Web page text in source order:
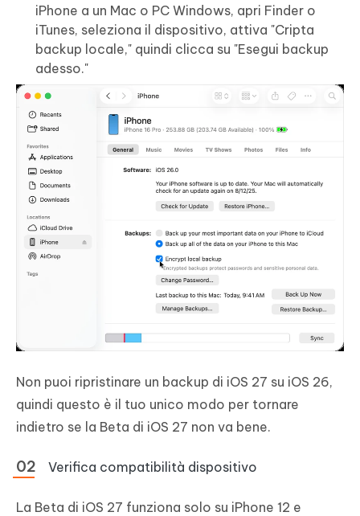
iPhone a un Mac o PC Windows, apri Finder o
iTunes, seleziona il dispositivo, attiva "Cripta
backup locale," quindi clicca su "Esegui backup
adesso."
Non puoi ripristinare un backup di iOS 27 su iOS 26,
quindi questo è il tuo unico modo per tornare
indietro se la Beta di iOS 27 non va bene.
Verifica compatibilità dispositivo
La Beta di iOS 27 funziona solo su iPhone 12 e